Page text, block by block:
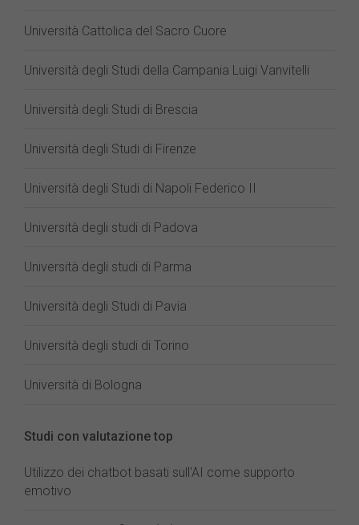
Università Cattolica del Sacro Cuore
Università degli Studi della Campania Luigi Vanvitelli
Università degli Studi di Brescia
Università degli Studi di Firenze
Università degli Studi di Napoli Federico II
Università degli studi di Padova
Università degli studi di Parma
Università degli Studi di Pavia
Università degli studi di Torino
Università di Bologna
Studi con valutazione top
Utilizzo dei chatbot basati sull'AI come supporto
emotivo